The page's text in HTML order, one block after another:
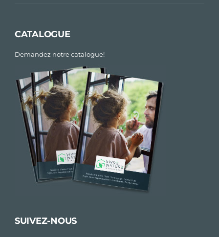
CATALOGUE
Demandez notre catalogue!
SUIVEZ-NOUS